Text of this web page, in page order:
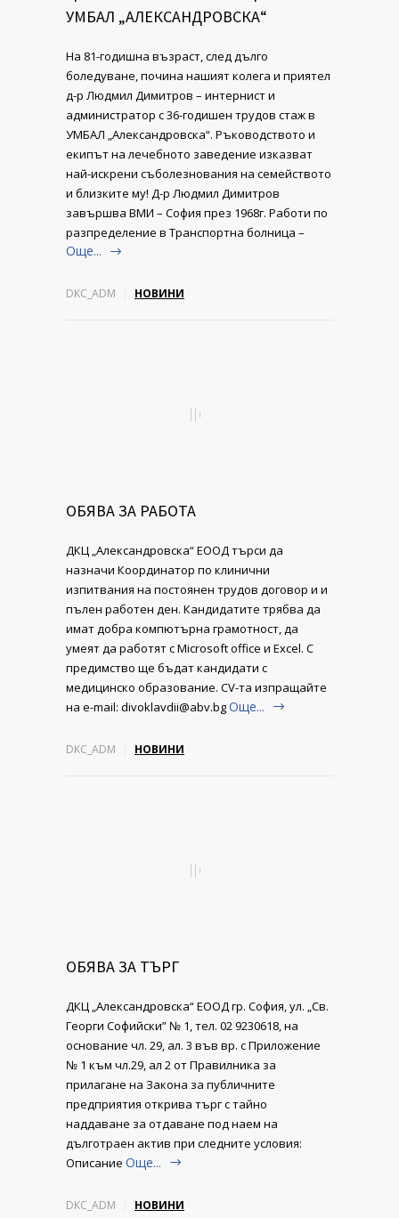
УМБАЛ „АЛЕКСАНДРОВСКА“
На 81-годишна възраст, след дълго
боледуване, почина нашият колега и приятел
д-р Людмил Димитров – интернист и
администратор с 36-годишен трудов стаж в
УМБАЛ „Александровска“. Ръководството и
екипът на лечебното заведение изказват
най-искрени съболезнования на семейството
и близките му! Д-р Людмил Димитров
завършва ВМИ – София през 1968г. Работи по
разпределение в Транспортна болница –
Още...
DKC_ADM НОВИНИ
ОБЯВА ЗА РАБОТА
ДКЦ „Александровска“ ЕООД търси да
назначи Координатор по клинични
изпитвания на постоянен трудов договор и и
пълен работен ден. Кандидатите трябва да
имат добра компютърна грамотност, да
умеят да работят с Microsoft office и Excel. С
предимство ще бъдат кандидати с
медицинско образование. CV-та изпращайте
на e-mail: divoklavdii@abv.bgОще...
DKC_ADM НОВИНИ
ОБЯВА ЗА ТЪРГ
ДКЦ „Александровска“ ЕООД гр. София, ул. „Св.
Георги Софийски” № 1, тел. 02 9230618, на
основание чл. 29, ал. 3 във вр. с Приложение
№ 1 към чл.29, ал 2 от Правилника за
прилагане на Закона за публичните
предприятия открива търг с тайно
наддаване за отдаване под наем на
дълготраен актив при следните условия:
Описание Още...
DKC_ADM НОВИНИ